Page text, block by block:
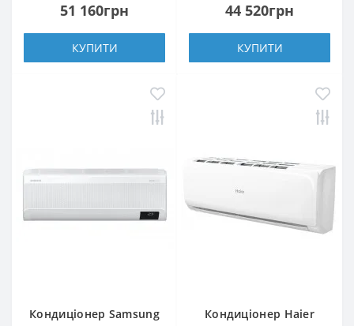
51 160грн
КУПИТИ
44 520грн
КУПИТИ
Кондиціонер Samsung
Кондиціонер Haier